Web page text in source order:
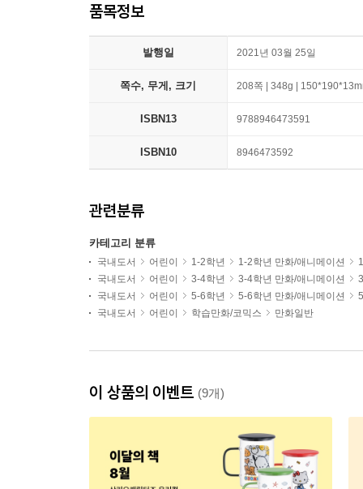
품목정보
발행일 2021년 03월 25일
쪽수, 무게, 크기 208쪽 | 348g |
ISBN13 9788946473591
ISBN10 8946473592
관련분류
카테고리 분류
국내도서 어린이 1-2학년 1-2학년 만화/애니메이션
국내도서
어린이 3-4학년 3-4학년 만화/애니메이션
국내도서
어린이 5-6학년 5-6학년 만화/애니메이션
국내도서
어린이 학습만화/코믹스 만화일반
이 상품의 이벤트 (9개)